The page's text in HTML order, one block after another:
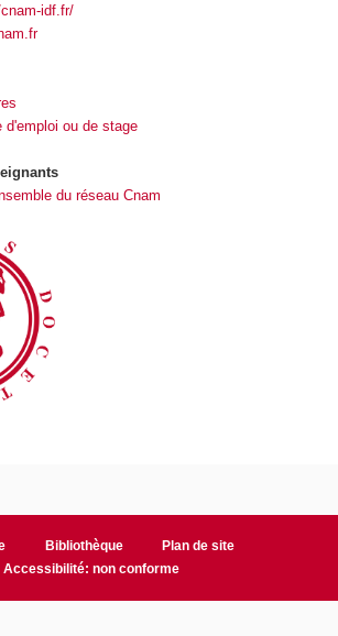
idf.fr/
d'emploi ou de stage
du réseau Cnam
Bibliothèque
Plan de site
Accessibilité: non conforme